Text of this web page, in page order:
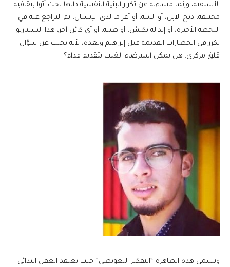
الأسبقية، وإنما مساءلة عن تكرار البنية النفسية ذاتها تحت أتوا بثقافية
مختلفة، ذبح الابن، أو الابنة، أو أعز ما لدى الإنسان، ثم التراجع عنه في
اللحظة الأخيرة، أو إبداله بكبش، أو ظبية، أو أي كائن آخر، هذا السيناريو
تكرر في الحضارات القديمة قبل إبراهيم وبعده، لأنه يجيب عن سؤال
قلق مركزي: هل يمكن استرضاء الغيب بتقديم فداء؟
وتسمى هذه الظاهرة “التفكير التعويضي” حيث يعتقد العقل البدائي